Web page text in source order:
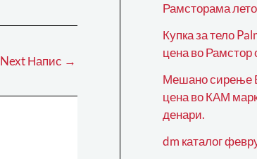
Next Напис →
Рамсторама
Купка за тело
цена во Рамстор
Мешано сирење
цена во КАМ
денари.
dm каталог